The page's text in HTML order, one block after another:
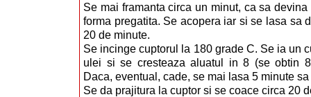
Se mai framanta circa un minut, ca sa
forma pregatita. Se acopera iar si se lasa sa
20 de minute.
Se incinge cuptorul la 180 grade C. Se ia un
ulei si se cresteaza aluatul in 8 (se obtin
Daca, eventual, cade, se mai lasa 5 minute
Se da prajitura la cuptor si se coace circa 20